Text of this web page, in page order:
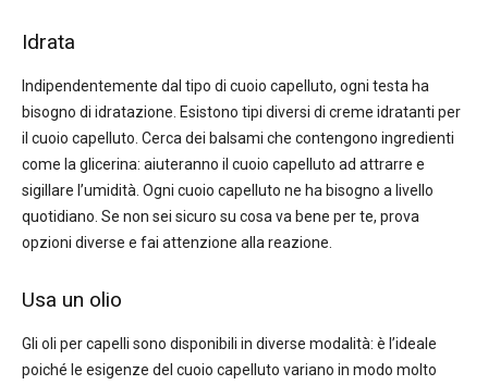
Idrata
Indipendentemente dal tipo di cuoio capelluto, ogni testa ha
bisogno di idratazione. Esistono tipi diversi di creme idratanti per
il cuoio capelluto. Cerca dei balsami che contengono ingredienti
come la glicerina: aiuteranno il cuoio capelluto ad attrarre e
sigillare l’umidità. Ogni cuoio capelluto ne ha bisogno a livello
quotidiano. Se non sei sicuro su cosa va bene per te, prova
opzioni diverse e fai attenzione alla reazione.
Usa un olio
Gli oli per capelli sono disponibili in diverse modalità: è l’ideale
poiché le esigenze del cuoio capelluto variano in modo molto